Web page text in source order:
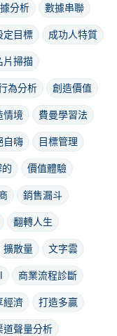
分析
數據串聯
定目標
成功人特質
片掃描
為分析
創造價值
情境
費曼學習法
自嗨
目標管理
價值體驗
銷售漏斗
翻轉人生
擴散量
文字雲
商業流程診斷
經濟
打造多贏
道聲量分析